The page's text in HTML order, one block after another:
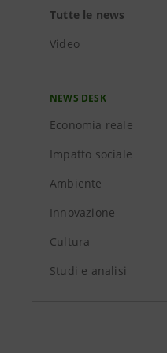
Tutte le news
Video
NEWS DESK
Economia reale
Impatto sociale
Ambiente
Innovazione
Cultura
Studi e analisi